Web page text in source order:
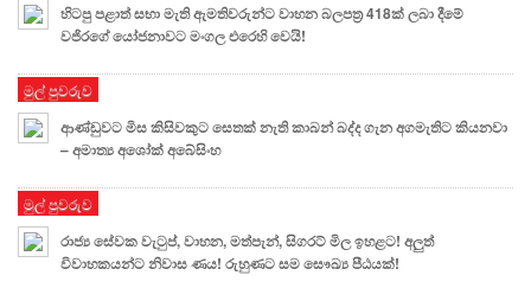
හිටපු පළාත් සභා මැති ඇමතිවරුන්ට වාහන බලපත්‍ර 418ක් ලබා දීමේ
වජිරගේ යෝජනාවට මංගල එරෙහි වෙයි!
මුල් පුවරුව
ආණ්ඩුවට මිස කිසිවකුට සෙතක් නැති කාබන් බද්ද ගැන අගමැතිට කියනවා
– අමාත්‍ය අශෝක් අබේසිංහ
මුල් පුවරුව
රාජ්‍ය සේවක වැටුප්, වාහන, මත්පැන්, සිගරට් මිල ඉහළට! අලුත්
විවාහකයන්ට නිවාස ණය! රුහුණට සම සෞඛ්‍ය පීඨයක්!